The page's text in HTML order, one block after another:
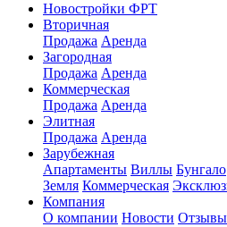
Новостройки ФРТ
Вторичная
Продажа Аренда
Загородная
Продажа Аренда
Коммерческая
Продажа Аренда
Элитная
Продажа Аренда
Зарубежная
Апартаменты Виллы Бунгало
Земля Коммерческая
Компания
О компании Новости Отзывы